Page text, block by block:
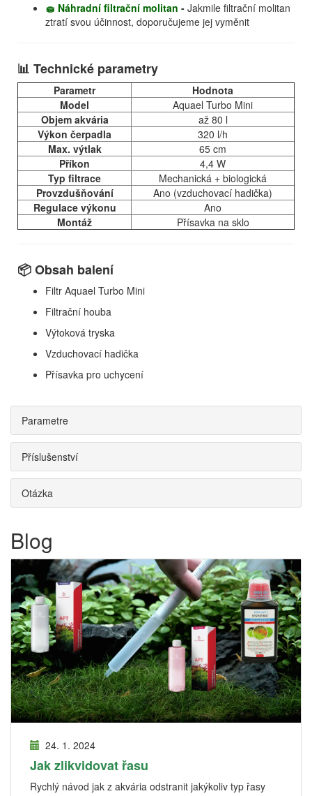
🧽 Náhradní filtrační molitan - Jakmile filtrační molitan
ztratí svou účinnost, doporučujeme jej vyměnit
📊 Technické parametry
Parametr
Hodnota
Model
Aquael Turbo Mini
Objem akvária
až 80 l
Výkon čerpadla
320 l/h
Max. výtlak
65 cm
Příkon
4,4 W
Typ filtrace
Mechanická + biologická
Provzdušňování
Ano (vzduchovací hadička)
Regulace výkonu
Ano
Montáž
Přísavka na sklo
📦 Obsah balení
Filtr Aquael Turbo Mini
Filtrační houba
Výtoková tryska
Vzduchovací hadička
Přísavka pro uchycení
Parametre
Příslušenství
Otázka
Blog
24. 1. 2024
Jak zlikvidovat řasu
Rychlý návod jak z akvária odstranit jakýkoliv typ řasy